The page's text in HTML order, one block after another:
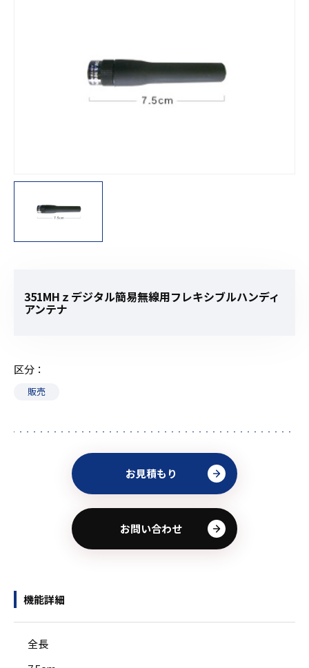
351MHｚデジタル簡易無線用フレキシブルハンディ
アンテナ
区分
販売
お見積もり
お問い合わせ
機能詳細
全長